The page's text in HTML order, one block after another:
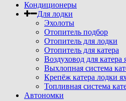
Кондиционеры
Для лодки
Эхолоты
Отопитель подбор
Отопитель для лодки
Отопитель для катера
Воздуховод для катера
Выхлопная система
Крепёж катера лодки
Топливная система
Автономки